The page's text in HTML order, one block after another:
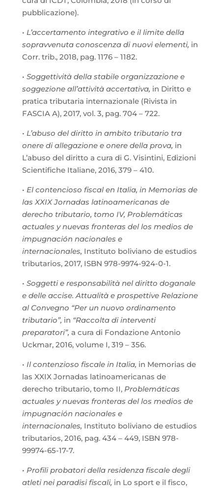
pubblicazione).
• L’accertamento integrativo e il limite della
sopravvenuta conoscenza di nuovi elementi, in
Corr. trib., 2018, pag. 1176 – 1182.
• Soggettività della stabile organizzazione e
soggezione all’attività accertativa, in Diritto e
pratica tributaria internazionale (Rivista in
FASCIA A), 2017, vol. 3, pag. 704 – 722.
• L’abuso del diritto in ambito tributario tra
onere di allegazione e onere della prova, in
L’abuso del diritto a cura di G. Visintini, Edizioni
Scientifiche Italiane, 2016, 379 – 410.
• El contencioso fiscal en Italia, in Memorias de
las XXIX Jornadas latinoamericanas de
derecho tributario, tomo IV, Problemáticas
actuales y nuevas fronteras del los medios de
impugnación nacionales e
internacionales, Instituto boliviano de estudios
tributarios, 2017, ISBN 978-9974-924-0-1.
• Soggetti e responsabilità nel diritto doganale
e delle accise. Attualità e prospettive Relazione
al Convegno “Per un nuovo ordinamento
tributario”, in “Raccolta di interventi
preparatori”, a cura di Fondazione Antonio
Uckmar, 2016, volume I, 319 – 356.
• Il contenzioso fiscale in Italia, in Memorias de
las XXIX Jornadas latinoamericanas de
derecho tributario, tomo II,Problemáticas
actuales y nuevas fronteras del los medios de
impugnación nacionales e
internacionales, Instituto boliviano de estudios
tributarios, 2016, pag. 434 – 449, ISBN 978-
99974-65-17-7.
• Profili probatori della residenza fiscale degli
atleti nei paradisi fiscali, in Lo sport e il fisco,